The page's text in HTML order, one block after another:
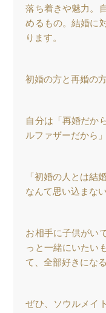
落ち着きや魅力。
めるもの。結婚に
ります。
初婚の方と再婚の
自分は「再婚だか
ルファザーだから」
「初婚の人とは結
なんて思い込まな
お相手に子供がい
っと一緒にいたい
て、全部好きにな
ぜひ、ソウルメイ